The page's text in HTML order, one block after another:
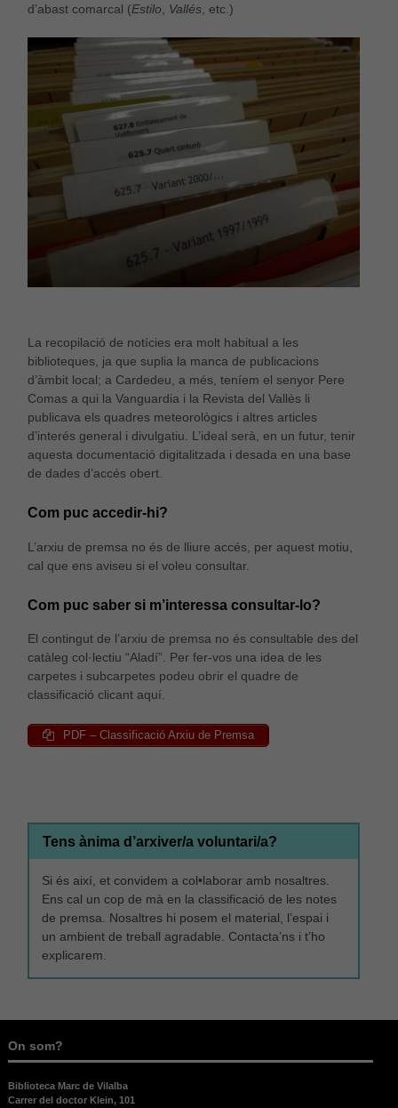
d’abast comarcal (Estilo Vallés, etc.)
La recopilació de notícies era molt habitual a les
biblioteques, ja que suplia la manca de publicacions
d’àmbit local; a Cardedeu, a més, teníem el senyor Pere
Comas a qui la Vanguardia i la Revista del Vallès li
publicava els quadres meteorològics i altres articles
d’interés general i divulgatiu. L’ideal serà, en un futur, tenir
aquesta documentació digitalitzada i desada en una base
de dades d’accés obert.
Com puc accedir-hi?
L’arxiu de premsa no és de lliure accés, per aquest motiu,
cal que ens aviseu si el voleu consultar.
Com puc saber si m’interessa consultar-lo?
El contingut de l’arxiu de premsa no és consultable des del
catàleg col·lectiu “Aladí”. Per fer-vos una idea de les
carpetes i subcarpetes podeu obrir el quadre de
classificació clicant aquí.
PDF – Classificació Arxiu de Premsa
Tens ànima d’arxiver/a voluntari/a?
Si és així, et convidem a col•laborar amb nosaltres.
Ens cal un cop de mà en la classificació de les notes
de premsa. Nosaltres hi posem el material, l’espai i
un ambient de treball agradable. Contacta’ns i t’ho
explicarem.
On som?
Biblioteca Marc de Vilalba
Carrer del doctor Klein, 101
opcionals,
per al bon